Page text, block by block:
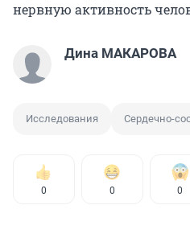
нервную активность
Дина МАКАРОВА
Исследования Сердечно-
0 0 0